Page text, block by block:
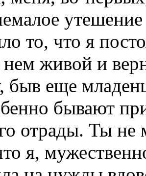
то, что я
нем живой и
быв еще
бывают
отрады. Ты не
я,